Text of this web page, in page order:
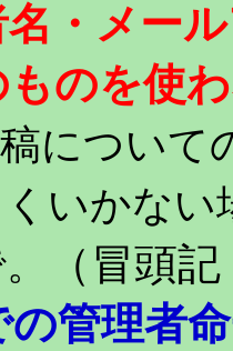
・メー
のを使
について
いかない
（冒
の管理者